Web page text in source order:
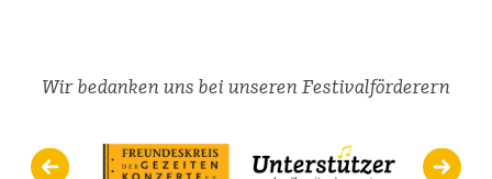
Wir bedanken uns bei unseren Festivalförderern